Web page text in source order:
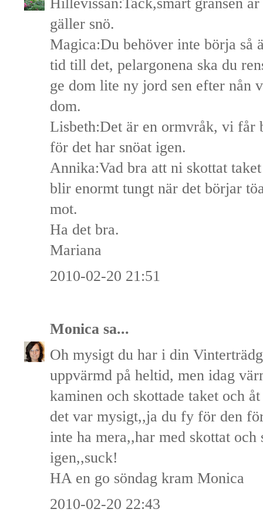
gäller snö.
Magica:Du behöver inte börja så
tid till det, pelargonena ska du
ge dom lite ny jord sen efter nån
dom.
Lisbeth:Det är en ormvråk, vi får
för det har snöat igen.
Annika:Vad bra att ni skottat
blir enormt tungt när det börjar
mot.
Ha det bra.
Mariana
2010-02-20 21:51
Monica sa...
Oh mysigt du har i din
uppvärmd på heltid, men idag
kaminen och skottade taket och
det var mysigt,,ja du fy för den
inte ha mera,,har med skottat och
igen,,suck!
HA en go söndag kram Monica
2010-02-20 22:43